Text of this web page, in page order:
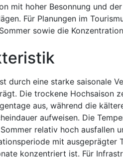
mit hoher Besonnung und
Für Planungen im
sowie die
durch eine starke saisonale
Die trockene Hochsaison
aus, während die
aufweisen. Die
relativ hoch ausfallen
mit
konzentriert ist. Für